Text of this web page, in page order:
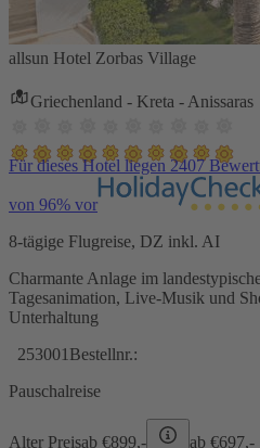
allsun Hotel Zorbas Village
Griechenland - Kreta - Anissaras
Für dieses Hotel liegen 2407
von 96% vor
8-tägige Flugreise, DZ inkl. AI
Charmante Anlage im
Tagesanimation, Live-Musik und
Unterhaltung
253001 Bestellnr.:
Pauschalreise
Alter Preisab €899,- ab €697,-